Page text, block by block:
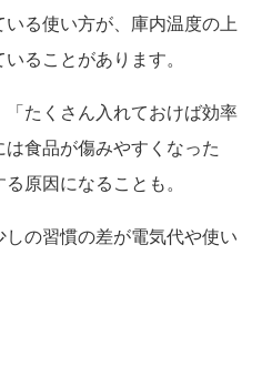
る使い方が、庫内温度の上
ることがあります。
「たくさん入れておけば効率
食品が傷みやすくなった
原因になることも。
の習慣の差が電気代や使い